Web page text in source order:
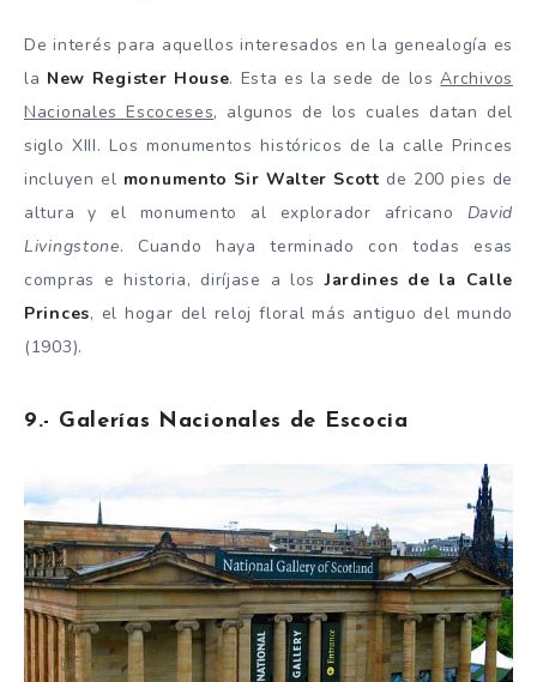
De interés para aquellos interesados en la genealogía es
la New Register House. Esta es la sede de losArchivos
Nacionales Escoceses, algunos de los cuales datan del
siglo XIII. Los monumentos históricos de la calle Princes
incluyen el monumento Sir Walter Scott de 200 pies de
altura y el monumento al explorador africano David
Livingstone. Cuando haya terminado con todas esas
compras e historia, diríjase a losJardines de la Calle
Princes, el hogar del reloj floral más antiguo del mundo
(1903).
9.- Galerías Nacionales de Escocia